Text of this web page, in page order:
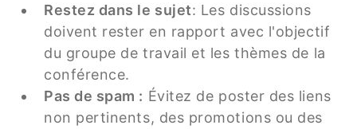
Restez dans le sujet: Les discussions
doivent rester en rapport avec l'objectif
du groupe de travail et les thèmes de la
conférence.
Pas de spam : Évitez de poster des liens
non pertinents, des promotions ou des